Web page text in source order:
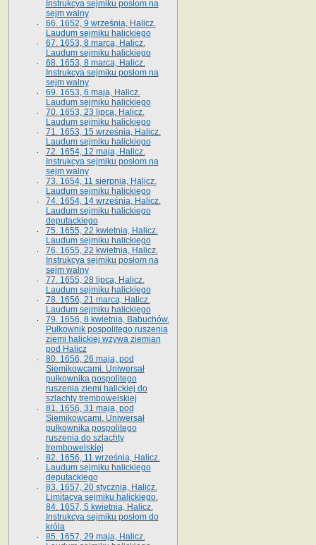
Instrukcya sejmiku posłom na
sejm walny
66. 1652, 9 września, Halicz.
Laudum sejmiku halickiego
67. 1653, 8 marca, Halicz.
Laudum sejmiku halickiego
68. 1653, 8 marca, Halicz.
Instrukcya sejmiku posłom na
sejm walny
69. 1653, 6 maja, Halicz.
Laudum sejmiku halickiego
70. 1653, 23 lipca, Halicz.
Laudum sejmiku halickiego
71. 1653, 15 września, Halicz.
Laudum sejmiku halickiego
72. 1654, 12 maja, Halicz.
Instrukcya sejmiku posłom na
sejm walny
73. 1654, 11 sierpnia, Halicz.
Laudum sejmiku halickiego
74. 1654, 14 września, Halicz.
Laudum sejmiku halickiego
deputackiego
75. 1655, 22 kwietnia, Halicz.
Laudum sejmiku halickiego
76. 1655, 22 kwietnia, Halicz.
Instrukcya sejmiku posłom na
sejm walny
77. 1655, 28 lipca, Halicz.
Laudum sejmiku halickiego
78. 1656, 21 marca, Halicz.
Laudum sejmiku halickiego
79. 1656, 8 kwietnia, Babuchów.
Pułkownik pospolitego ruszenia
ziemi halickiej wzywa ziemian
pod Halicz
80. 1656, 26 maja, pod
Siemikowcami. Uniwersał
pułkownika pospolitego
ruszenia ziemi halickiej do
szlachty trembowelskiej
81. 1656, 31 maja, pod
Siemikowcami. Uniwersał
pułkownika pospolitego
ruszenia do szlachty
trembowelskiej
82. 1656, 11 września, Halicz.
Laudum sejmiku halickiego
deputackiego
83. 1657, 20 stycznia, Halicz.
Limitacya sejmiku halickiego.
84. 1657, 5 kwietnia, Halicz.
Instrukcya sejmiku posłom do
króla
85. 1657, 29 maja, Halicz.